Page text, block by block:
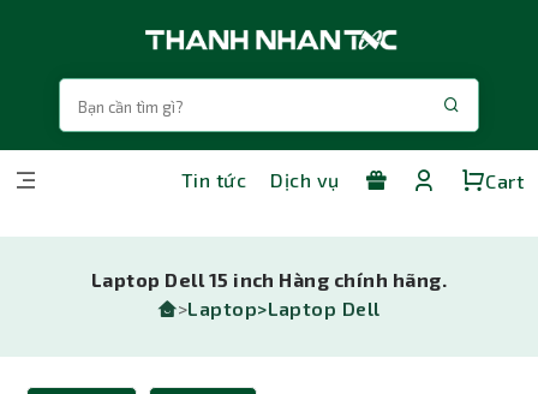
Tin tức Dịch vụ Cart
Laptop Dell 15 inch Hàng chính hãng.
>Laptop>Laptop Dell